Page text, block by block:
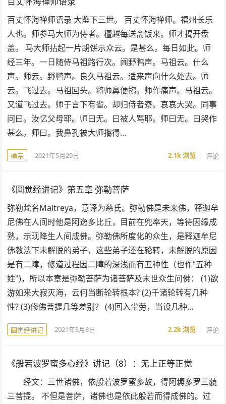
百丈怀海禅师语录 大鉴下三世。 百丈怀海禅师。福州长乐
人也。师参马大师为侍者。檀越每送斋饭来。师才揭开盘
盖。 马大师拈起一片胡饼示众云。是甚么。每日如此。师
经三年。一日随侍马祖路行次。闻野鸭声。马祖云。什么
声。师云。野鸭声。良久马祖云。适来声向什么处去。师
云。飞过去。马祖回头。将师鼻便搊。师作痛声。马祖云。
又道飞过去。师于言下有省。却归侍者寮。哀哀大哭。同事
问曰。汝忆父母耶。师曰无。曰被人骂耶。师曰无。曰哭作
甚么。师曰。我鼻孔被大师搊得…
禅宗 2021年5月29日 2.1k浏览 评论
《圆觉经讲记》第五章 弥勒菩萨
弥勒梵名Maitreya，意译为慈氏。弥勒佛是未来佛，释迦牟
尼佛在人间时他是阿逸多比丘，目前在兜率天，等待因缘成
熟，示现降生人间成佛。弥勒佛所度化的众生，是释迦牟尼
佛教法下未解脱的弟子，这些弟子还在轮转，未解脱的原因
是有二障，修道过程因二障的深浅而有五种性（也作“五种
姓")，所以本章是弥勒菩萨为诸菩萨及末世众生问佛： (1)欲
游如来大寂灭海，云何当断轮转根本? (2)千诸轮转有几种
性? (3)修佛菩提几等差别？ (4)回入尘劳，当设几种…
圆觉经讲记 2021年3月8日 2.2k浏览 评论
《般若波罗蜜多心经》讲记（8）：无上正等正觉
经文：三世诸佛，依般若波罗蜜多故，得阿耨多罗三藐
三菩提。 不但是菩萨，诸佛也是依此般若而得成佛的。过